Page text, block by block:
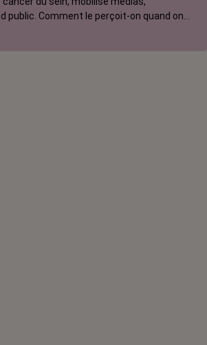
public. Comment le perçoit-on quand on